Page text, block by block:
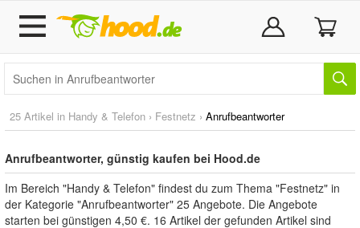
25 Artikel in Handy & Telefon › Festnetz › Anrufbeantworter
Anrufbeantworter, günstig kaufen bei Hood.de
Im Bereich "Handy & Telefon" findest du zum Thema "Festnetz" in
der Kategorie "Anrufbeantworter" 25 Angebote. Die Angebote
starten bei günstigen 4,50 €. 16 Artikel der gefunden Artikel sind